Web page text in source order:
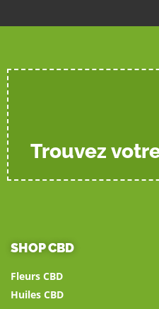
Trouvez
SHOP CBD
Fleurs CBD
Huiles CBD